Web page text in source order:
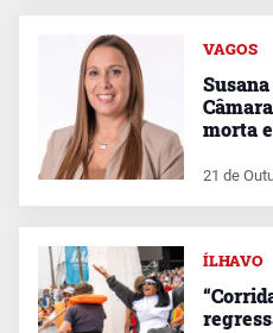
VAGOS
morta
21 de
ÍLHAVO